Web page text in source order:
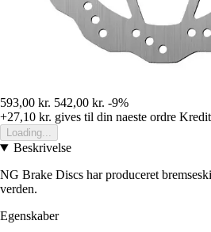
593,00 kr. 542,00 kr. -9%
+27,10 kr. gives til din naeste ordre
Loading...
Beskrivelse
NG Brake Discs har produceret
verden.
Egenskaber